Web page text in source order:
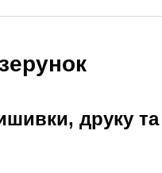
друку та